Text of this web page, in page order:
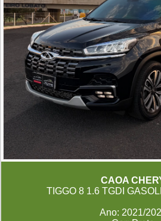
CAOA
TIGGO 8 1.6 TGDI
Ano: 2021/